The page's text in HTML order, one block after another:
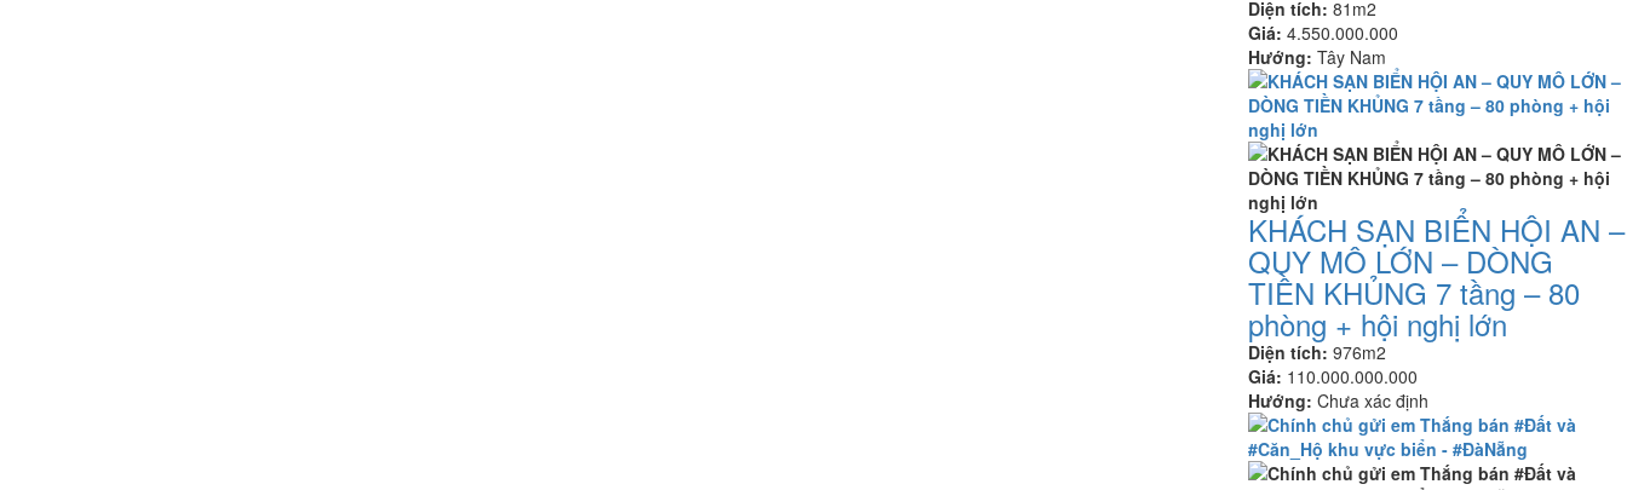
Diện tích: 81m2
Giá: 4.550.000.000
Hướng: Tây Nam
KHÁCH SẠN BIỂN HỘI AN –
QUY MÔ LỚN – DÒNG
TIỀN KHỦNG 7 tầng – 80
phòng + hội nghị lớn
Diện tích: 976m2
Giá: 110.000.000.000
Hướng: Chưa xác định